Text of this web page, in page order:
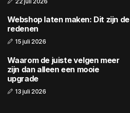
Webshop laten maken: Dit zijn de
redenen
15 juli 2026
Waarom de juiste velgen meer
zijn dan alleen een mooie
upgrade
13 juli 2026